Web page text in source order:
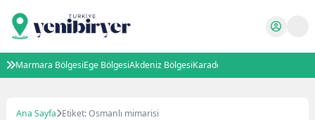
Marmara BölgesiEge BölgesiAkdeniz BölgesiKaradeniz Bölgesi
Ana Sayfa Etiket: Osmanlı mimarisi